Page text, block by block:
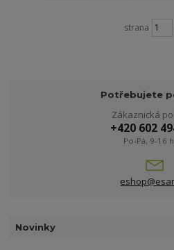
strana
Potřebujete
Zákaznická
+420 602
Po-Pá, 9-16
Novinky